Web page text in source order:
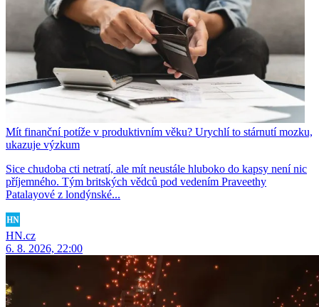
Mít finanční potíže v produktivním věku? Urychlí to stárnutí mozku,
ukazuje výzkum
Sice chudoba cti netratí, ale mít neustále hluboko do kapsy není nic
příjemného. Tým britských vědců pod vedením Praveethy
Patalayové z londýnské...
HN.cz
6. 8. 2026, 22:00